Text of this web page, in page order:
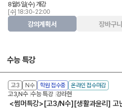
8월5일(수) 개강
[수] 18:30-22:00
강의계획서 장바구니
수능 특강
고3 N수 학원 접수중 온라인 접수마감
고3,N수 수능 특강 강라현
<썸머특강>[고3/N수][생활과윤리] 고